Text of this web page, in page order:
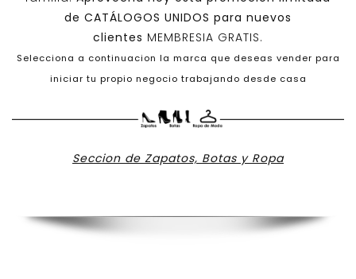
de CATÁLOGOS UNIDOS para nuevos
clientes MEMBRESIA GRATIS.
Selecciona a continuacion la marca que deseas vender para
iniciar tu propio negocio trabajando desde casa
Seccion de Zapatos, Botas y Ropa